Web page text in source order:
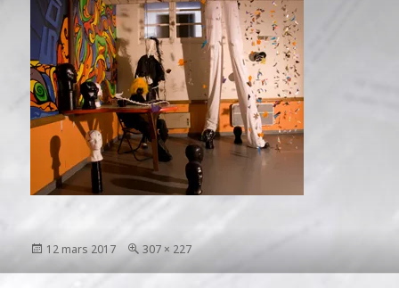
Publié
12 mars 2017
Taille
307 × 227